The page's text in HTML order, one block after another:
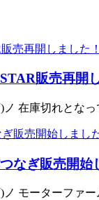
販売再開
ノ 在庫切れと
なぎ販売開始
ノ モーターフ